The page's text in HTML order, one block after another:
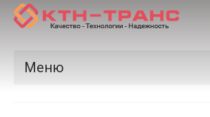
Меню